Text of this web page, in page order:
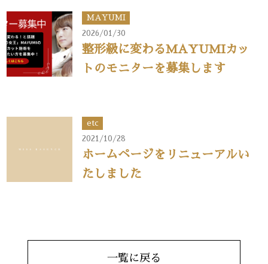
MAYUMI
2026/01/30
整形級に変わるMAYUMIカッ
トのモニターを募集します
etc
2021/10/28
ホームページをリニューアルい
たしました
一覧に戻る